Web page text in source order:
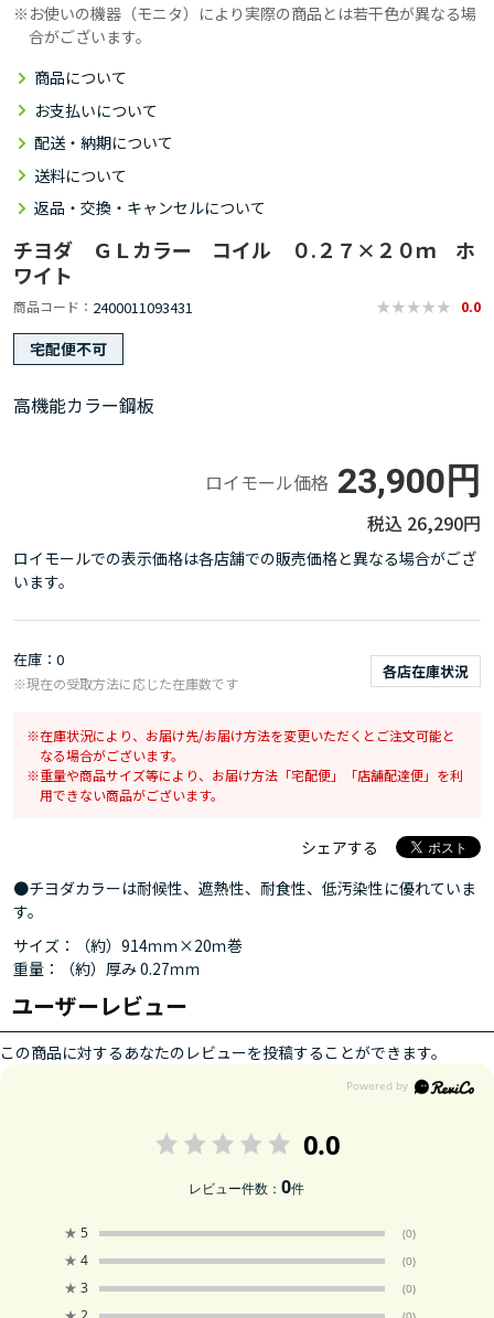
お使いの機器（モニタ）により実際の商品とは若干色が異なる場
合がございます。
商品について
お支払いについて
配送・納期について
送料について
返品・交換・キャンセルについて
チヨダ ＧＬカラー コイル ０.２７×２０ｍ ホ
ワイト
商品コード 2400011093431 0.0
宅配便不可
高機能カラー鋼板
ロイモール価格 23,900円
26,290円
ロイモールでの表示価格は各店舗での販売価格と異なる場合がござ
います。
在庫 0
各店在庫状況
※現在の受取方法に応じた在庫数です
在庫状況により、お届け先/お届け方法を変更いただくとご注文可能と
なる場合がございます。
重量や商品サイズ等により、お届け方法「宅配便」「店舗配達便」を利
用できない商品がございます。
シェアする
●チヨダカラーは耐候性、遮熱性、耐食性、低汚染性に優れていま
す。
サイズ：（約）914ｍｍ×20ｍ巻
重量：（約）厚み 0.27ｍｍ
ユーザーレビュー
この商品に対するあなたのレビューを投稿することができます。
0.0
レビュー件数：0件
★ 5 (0)
★ 4 (0)
★ 3 (0)